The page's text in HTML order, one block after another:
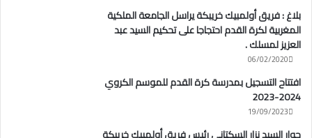
بلاغ : فريق أولمبيك خريبكة يراسل الجامعة الملكية
المغربية لكرة القدم احتجاجا على تحكيم السيد عبد
العزيز لمسلك .
06/02/2020
افتتاح التسجيل بمدرسة كرة القدم للموسم الكروي
2024-2023
19/09/2023